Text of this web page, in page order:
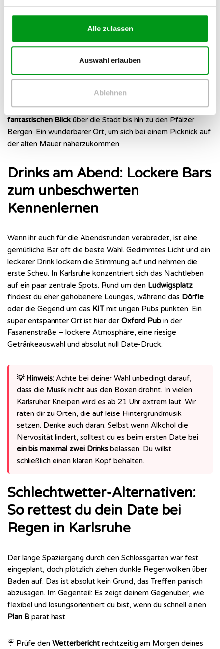
Alle zulassen
Auswahl erlauben
Ablehnen
Gemeinsam auf den Turmberg
willst, fahrt in den Stadtteil Durlach und macht euch auf den
Turmberg. Aktuell bleibt euch dafür nur der
sportliche Weg über die Treppen, da die nostalgische
genommen wurde und derzeit modernisiert sowie neu
gebaut wird. Oben angekommen, habt ihr einen
fantastischen Blick über die Stadt bis hin zu den Pfälzer
Bergen. Ein wunderbarer Ort, um sich bei einem Picknick auf
der alten Mauer näherzukommen.
Drinks am Abend: Lockere Bars
zum unbeschwerten
Kennenlernen
Wenn ihr euch für die Abendstunden verabredet, ist eine
gemütliche Bar oft die beste Wahl. Gedimmtes Licht und ein
leckerer Drink lockern die Stimmung auf und nehmen die
erste Scheu. In Karlsruhe konzentriert sich das Nachtleben
auf ein paar zentrale Spots. Rund um den Ludwigsplatz
findest du eher gehobenere Lounges, während das Dörfle
oder die Gegend um das KITmit urigen Pubs punkten. Ein
super entspannter Ort ist hier der Oxford Pub in der
Fasanenstraße – lockere Atmosphäre, eine riesige
Getränkeauswahl und absolut null Date-Druck.
💡 Hinweis: Achte bei deiner Wahl unbedingt darauf,
dass die Musik nicht aus den Boxen dröhnt. In vielen
Karlsruher Kneipen wird es ab 21 Uhr extrem laut. Wir
raten dir zu Orten, die auf leise Hintergrundmusik
setzen. Denke auch daran: Selbst wenn Alkohol die
Nervosität lindert, solltest du es beim ersten Date bei
ein bis maximal zwei Drinks belassen. Du willst
schließlich einen klaren Kopf behalten.
Schlechtwetter-Alternativen:
So rettest du dein Date bei
Regen in Karlsruhe
Der lange Spaziergang durch den Schlossgarten war fest
eingeplant, doch plötzlich ziehen dunkle Regenwolken über
Baden auf. Das ist absolut kein Grund, das Treffen panisch
abzusagen. Im Gegenteil: Es zeigt deinem Gegenüber, wie
flexibel und lösungsorientiert du bist, wenn du schnell einen
Plan B parat hast.
☔ Prüfe den Wetterbericht rechtzeitig am Morgen deines